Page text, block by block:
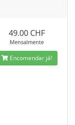
49.00 CHF
Mensalmente
Encomendar já!